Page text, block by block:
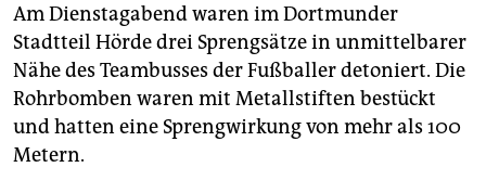
Am Dienstagabend waren im Dortmunder
Stadtteil Hörde drei Sprengsätze in unmittelbarer
Nähe des Teambusses der Fußballer detoniert. Die
Rohrbomben waren mit Metallstiften bestückt
und hatten eine Sprengwirkung von mehr als 100
Metern.